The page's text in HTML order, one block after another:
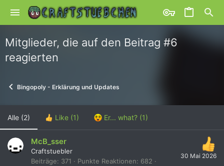
Mitglieder, die auf den Beitrag #6
reagierten
Bingopoly - Erklärung und Updates
Alle (2) Like (1) Er... what? (1)
30 Mai 2026
McB_sser
Craftstuebler
Beiträge
371 Punkte Reaktionen
682